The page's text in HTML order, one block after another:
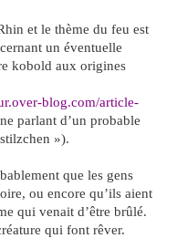
et le thème du feu est
un éventuelle
kobold aux origines
blog.com/article-
parlant d’un probable
»).
que les gens
ou encore qu’ils aient
qui venait d’être brûlé.
qui font rêver.